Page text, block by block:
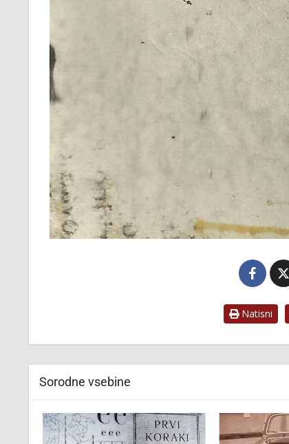
Natisni
Sorodne vsebine